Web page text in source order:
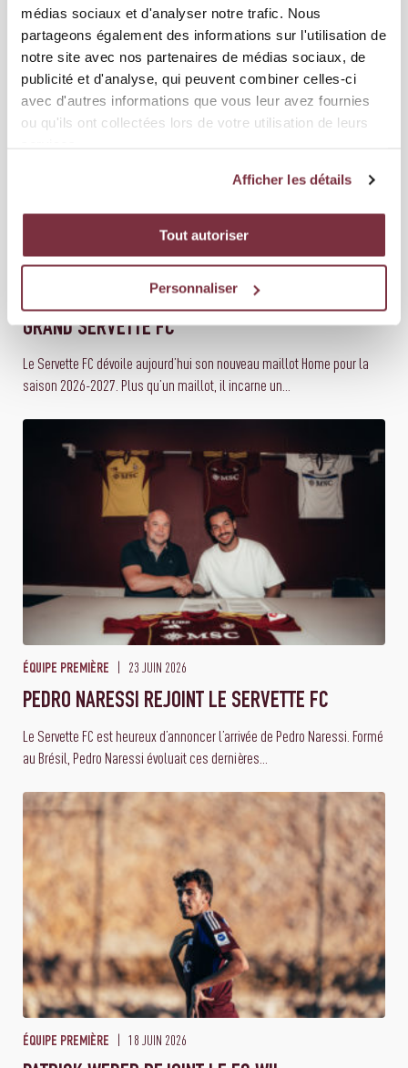
médias sociaux et d'analyser notre trafic. Nous
partageons également des informations sur l'utilisation de
notre site avec nos partenaires de médias sociaux, de
publicité et d'analyse, qui peuvent combiner celles-ci
avec d'autres informations que vous leur avez fournies
ou qu'ils ont collectées lors de votre utilisation de leurs
Afficher les détails
Tout autoriser
Personnaliser
ÉQUIPE PREMIÈRE 25 JUIN 2026
MAILLOT HOME 2026-2027 : LES ACHARNÉS DU
GRAND SERVETTE FC
Le Servette FC dévoile aujourd’hui son nouveau maillot Home pour la
saison 2026-2027. Plus qu’un maillot, il incarne un...
ÉQUIPE PREMIÈRE 23 JUIN 2026
PEDRO NARESSI REJOINT LE SERVETTE FC
Le Servette FC est heureux d’annoncer l’arrivée de Pedro Naressi. Formé
au Brésil, Pedro Naressi évoluait ces dernières...
ÉQUIPE PREMIÈRE 18 JUIN 2026